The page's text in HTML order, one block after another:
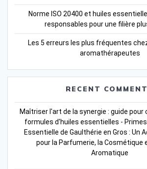
Norme ISO 20400 et huiles
responsables pour une filière
Les 5 erreurs les plus fréquentes
aromathérapeutes
RECENT
Maîtriser l'art de la synergie : guide pour
formules d'huiles essentielles -
Essentielle de Gaulthérie en Gros : Un
pour la Parfumerie, la Cosmétique
Aromatique